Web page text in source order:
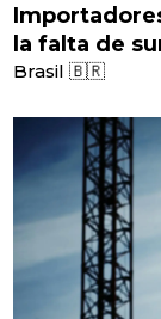
la falta de
Brasil 🇧🇷